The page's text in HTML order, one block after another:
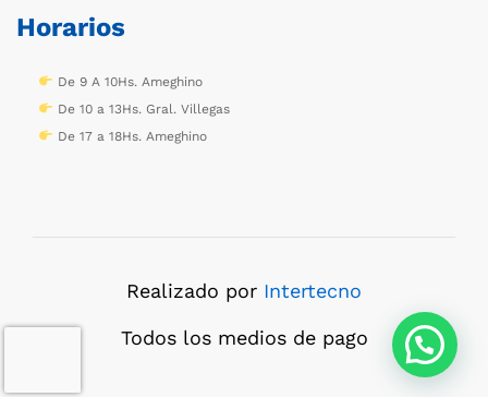
Horarios
De 9 A 10Hs. Ameghino
De 10 a 13Hs. Gral. Villegas
De 17 a 18Hs. Ameghino
Realizado por Intertecno
Todos los medios de pago